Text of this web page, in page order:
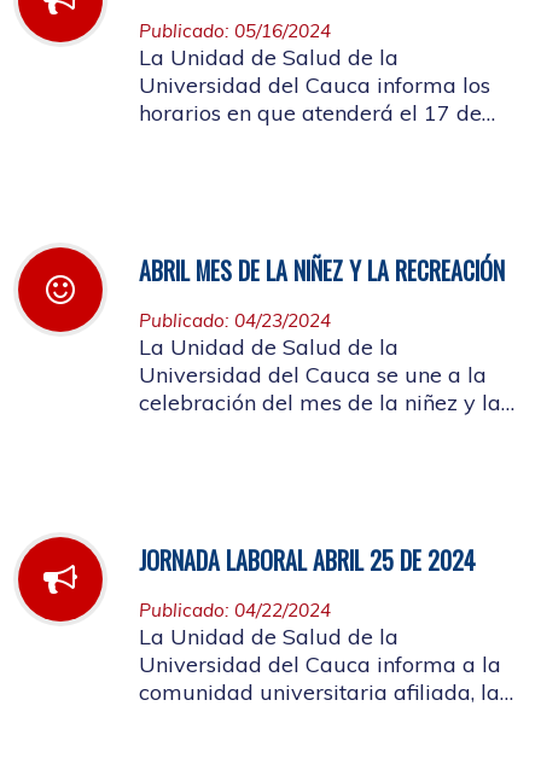
Publicado: 05/16/2024
La Unidad de Salud de la
Universidad del Cauca informa los
horarios en que atenderá el 17 de
ABRIL MES DE LA NIÑEZ Y LA RECREACIÓN
Publicado: 04/23/2024
La Unidad de Salud de la
Universidad del Cauca se une a la
celebración del mes de la niñez y la
JORNADA LABORAL ABRIL 25 DE 2024
Publicado: 04/22/2024
La Unidad de Salud de la
Universidad del Cauca informa a la
comunidad universitaria afiliada, la